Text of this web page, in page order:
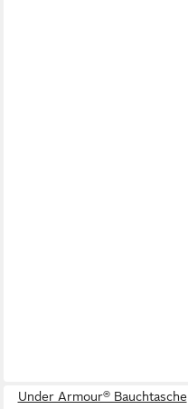
Under Armour® Bauchtasche